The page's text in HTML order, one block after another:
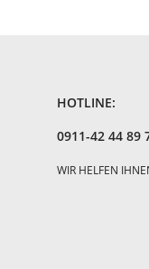
HOTLINE:
0911-42 44 89
WIR HELFEN